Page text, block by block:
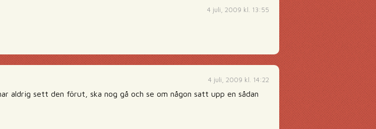
4 juli, 2009 kl. 13:55
4 juli, 2009 kl. 14:22
aldrig sett den förut, ska nog gå och se om någon satt upp en sådan